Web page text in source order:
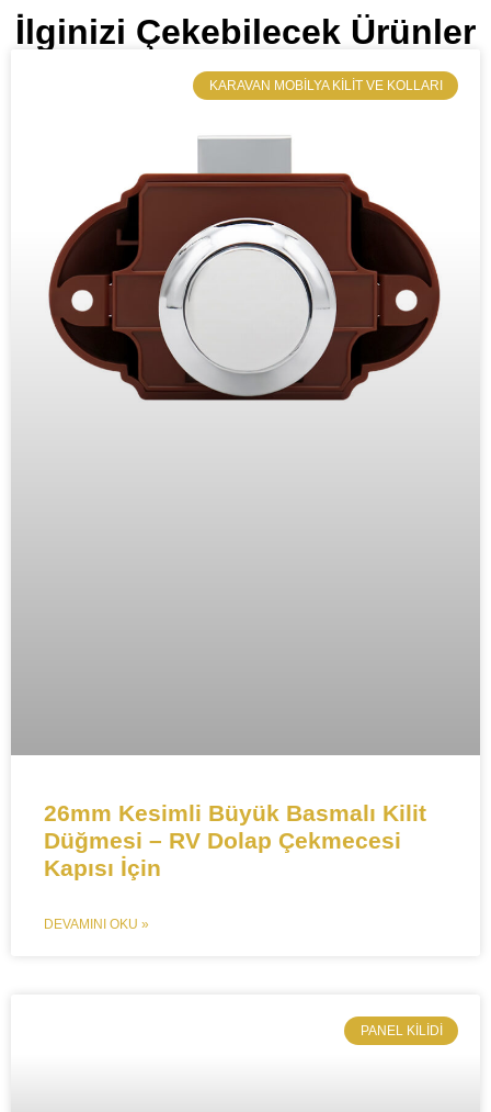
İlginizi Çekebilecek Ürünler
​KARAVAN MOBILYA KILIT VE KOLLARI
26mm Kesimli Büyük Basmalı Kilit
Düğmesi – RV Dolap Çekmecesi
Kapısı İçin
DEVAMINI OKU »
​PANEL KILIDI